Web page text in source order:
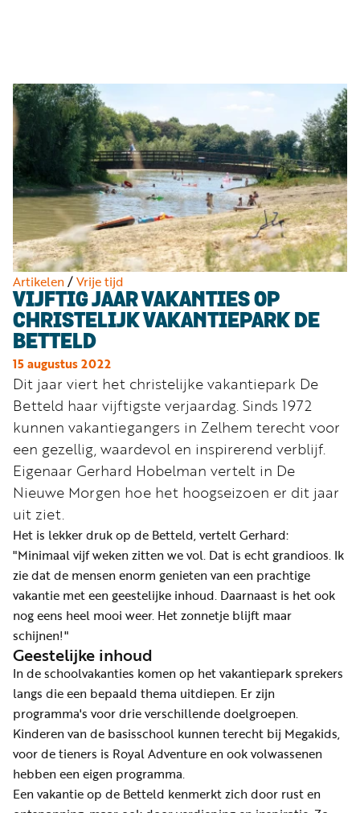
Artikelen/Vrije tijd
VIJFTIG JAAR VAKANTIES OP
CHRISTELIJK VAKANTIEPARK DE
BETTELD
15 augustus 2022
Dit jaar viert het christelijke vakantiepark De
Betteld haar vijftigste verjaardag. Sinds 1972
kunnen vakantiegangers in Zelhem terecht voor
een gezellig, waardevol en inspirerend verblijf.
Eigenaar Gerhard Hobelman vertelt in De
Nieuwe Morgen hoe het hoogseizoen er dit jaar
uit ziet.
Het is lekker druk op de Betteld, vertelt Gerhard:
"Minimaal vijf weken zitten we vol. Dat is echt grandioos. Ik
zie dat de mensen enorm genieten van een prachtige
vakantie met een geestelijke inhoud. Daarnaast is het ook
nog eens heel mooi weer. Het zonnetje blijft maar
schijnen!"
Geestelijke inhoud
In de schoolvakanties komen op het vakantiepark sprekers
langs die een bepaald thema uitdiepen. Er zijn
programma's voor drie verschillende doelgroepen.
Kinderen van de basisschool kunnen terecht bij Megakids,
voor de tieners is Royal Adventure en ook volwassenen
hebben een eigen programma.
Een vakantie op de Betteld kenmerkt zich door rust en
Podcasts
Muziek
Artikelen
Kanalen
Steun
onze
missie
Info
Word
nu
vriend
Businessclub
Adverteren
Winkel
Privacy
reglement
Algemene
voorwaarden